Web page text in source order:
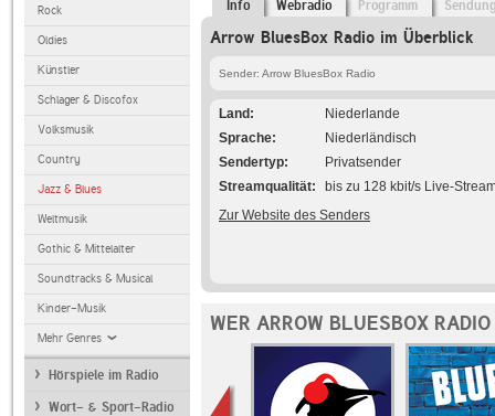
Rock
Oldies
Künstler
Schlager & Discofox
Volksmusik
Country
Jazz & Blues
Weltmusik
Gothic & Mittelalter
Soundtracks & Musical
Kinder-Musik
Mehr Genres
Hörspiele im Radio
Wort- & Sport-Radio
Info Webradio Programm
Arrow BluesBox Radio im Überblick
Sender: Arrow BluesBox Radio
Land
Niederlande
Sprache
Niederländisch
Sendertyp
Privatsender
Streamqualität
bis zu 128 kbit/s Live-
Zur Website des Senders
WER ARROW BLUESBOX